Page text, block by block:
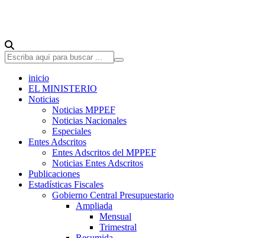
inicio
EL MINISTERIO
Noticias
Noticias MPPEF
Noticias Nacionales
Especiales
Entes Adscritos
Entes Adscritos del MPPEF
Noticias Entes Adscritos
Publicaciones
Estadísticas Fiscales
Gobierno Central Presupuestario
Ampliada
Mensual
Trimestral